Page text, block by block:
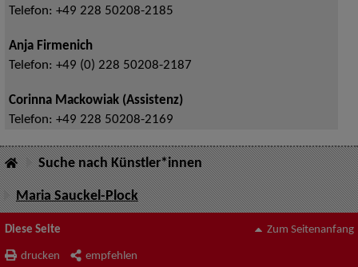
Telefon: +49 228 50208-2185
Anja Firmenich
Telefon: +49 (0) 228 50208-2187
Corinna Mackowiak (Assistenz)
Telefon: +49 228 50208-2169
Suche nach Künstler*innen
Maria Sauckel-Plock
Diese Seite
drucken empfehlen
Zum Seitenanfang